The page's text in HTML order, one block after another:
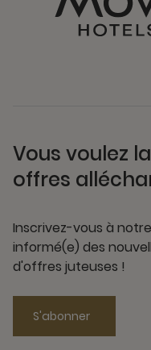
Vous voulez
offres
Inscrivez-vous à
informé(e) des
d'offres juteuses !
S'abonner